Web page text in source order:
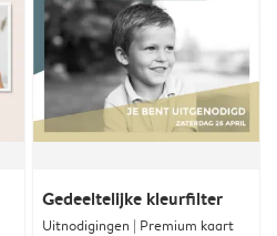
Gedeeltelijke kleurfilter
Uitnodigingen | Premium kaart